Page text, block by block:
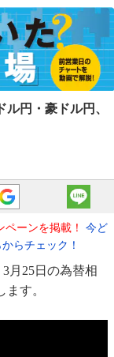
ドル円・豪ドル円、
ーンを掲載！
今ど
らチェック！
月25日の為替相
す。